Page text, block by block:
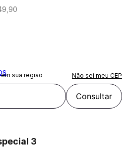
90
sua região Não sei meu CEP
Consultar
3